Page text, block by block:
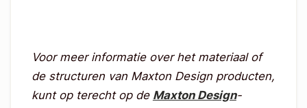
Voor meer informatie over het materiaal of
de structuren van Maxton Design producten,
kunt op terecht op de Maxton Design-